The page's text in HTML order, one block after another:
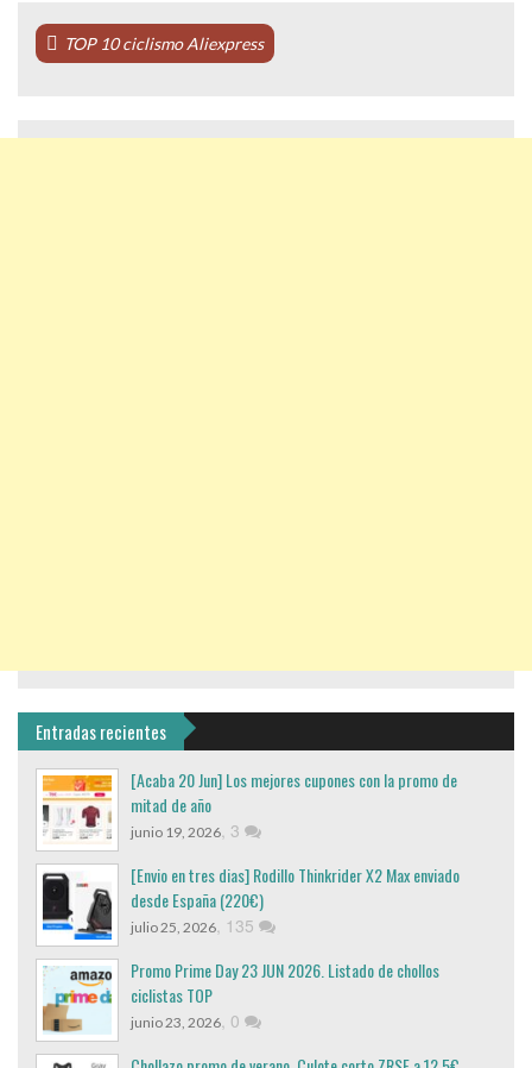
TOP 10 ciclismo Aliexpress
Entradas recientes
[Acaba 20 Jun] Los mejores cupones con la promo de
mitad de año
junio 19, 2026 3
[Envio en tres dias] Rodillo Thinkrider X2 Max enviado
desde España (220€)
julio 25, 2026 135
Promo Prime Day 23 JUN 2026. Listado de chollos
ciclistas TOP
junio 23, 2026 0